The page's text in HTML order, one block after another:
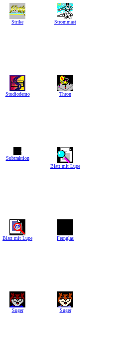
Strike Strommast
Studiodemo Thron
Subtraktion
Blatt mit Lupe
Blatt mit Lupe Fernglas
Suger Suger